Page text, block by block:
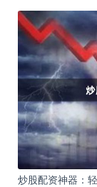
炒股配资神器：